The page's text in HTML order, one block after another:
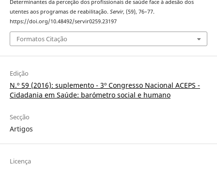
Determinantes da perceção dos profissionais de saúde face à adesão dos
utentes aos programas de reabilitação. Servir, (59), 76–77.
https://doi.org/10.48492/servir0259.23197
Formatos Citação
Edição
N.º 59 (2016): suplemento - 3º Congresso Nacional ACEPS -
Cidadania em Saúde: barómetro social e humano
Secção
Artigos
Licença